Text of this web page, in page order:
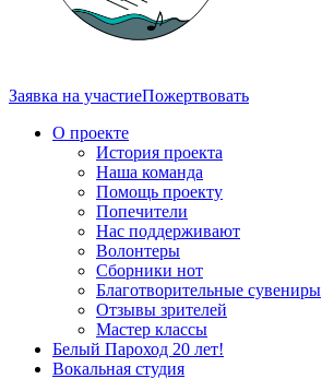
Заявка на участиеПожертвовать
О проекте
История проекта
Наша команда
Помощь проекту
Попечители
Нас поддерживают
Волонтеры
Сборники нот
Благотворительные сувениры
Отзывы зрителей
Мастер классы
Белый Пароход 20 лет!
Вокальная студия